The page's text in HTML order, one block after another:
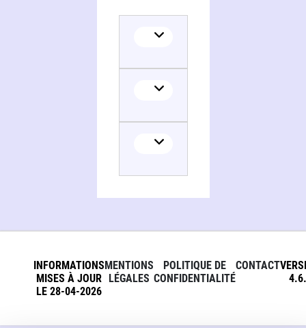
INFORMATIONS
MISES À JOUR
LE 28-04-2026
MENTIONS
LÉGALES
POLITIQUE DE
CONFIDENTIALITÉ
CONTACT